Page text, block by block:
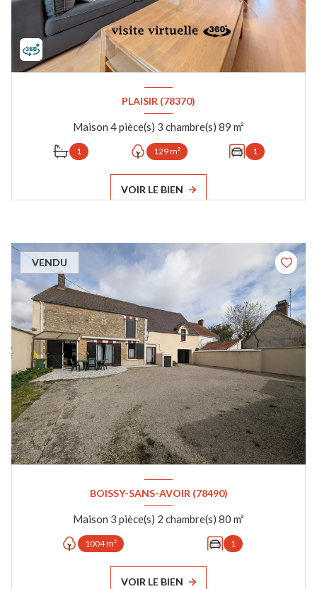
PLAISIR (78370)
Maison 4 pièce(s) 3 chambre(s) 89 m²
1 129 m² 1
VOIR LE BIEN
VENDU
BOISSY-SANS-AVOIR (78490)
Maison 3 pièce(s) 2 chambre(s) 80 m²
1004 m² 1
VOIR LE BIEN